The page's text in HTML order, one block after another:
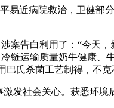
近病院救治，卫健部
案告白利用了：“今天
链运输质量奶牛健康、
氏杀菌工艺制得，不克
社会关心。获悉环境